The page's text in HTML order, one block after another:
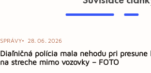
SPRÁVY 28. 06. 2026
Diaľničná polícia mala nehodu pri
na streche mimo vozovky – FOTO